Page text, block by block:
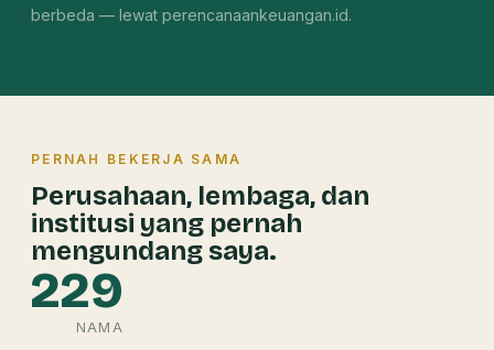
berbeda — lewat perencanaankeuangan.id.
PERNAH BEKERJA SAMA
Perusahaan, lembaga, dan
institusi yang pernah
mengundang saya.
229
NAMA